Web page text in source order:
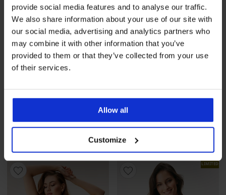
provide social media features and to analyse our traffic.
We also share information about your use of our site with
our social media, advertising and analytics partners who
may combine it with other information that you’ve
provided to them or that they’ve collected from your use
of their services.
Allow all
Customize
-20 % WELCOME20
BESTSELLER
Reggiseno DIVA by IVA non
imbottito
WELCOME20
-20 % WELCOME20
Slip classico DIVA by IVA a
vita alta
19,19 €codiceWELCOME20
LIMITED